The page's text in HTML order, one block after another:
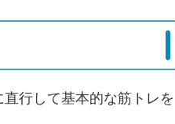
行して基本的な筋トレを